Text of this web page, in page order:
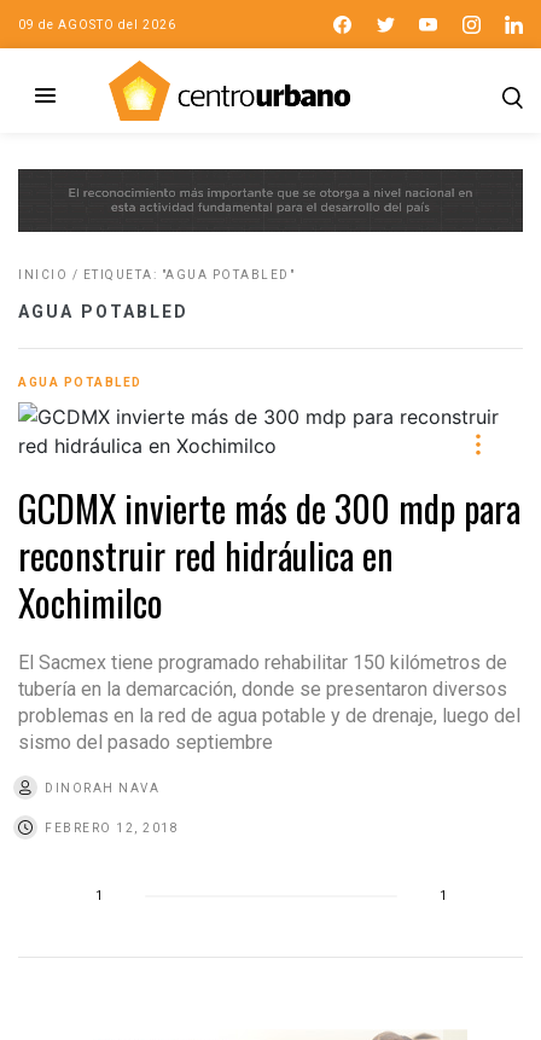
09 de AGOSTO del 2026
INICIO / ETIQUETA: "AGUA POTABLED"
AGUA POTABLED
AGUA POTABLED
GCDMX invierte más de 300 mdp para
reconstruir red hidráulica en
Xochimilco
El Sacmex tiene programado rehabilitar 150 kilómetros de
tubería en la demarcación, donde se presentaron diversos
problemas en la red de agua potable y de drenaje, luego del
sismo del pasado septiembre
DINORAH NAVA
FEBRERO 12, 2018
1 1